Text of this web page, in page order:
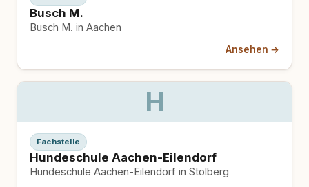
Busch M.
Busch M. in Aachen
Ansehen →
H
Fachstelle
Hundeschule Aachen-Eilendorf
Hundeschule Aachen-Eilendorf in Stolberg